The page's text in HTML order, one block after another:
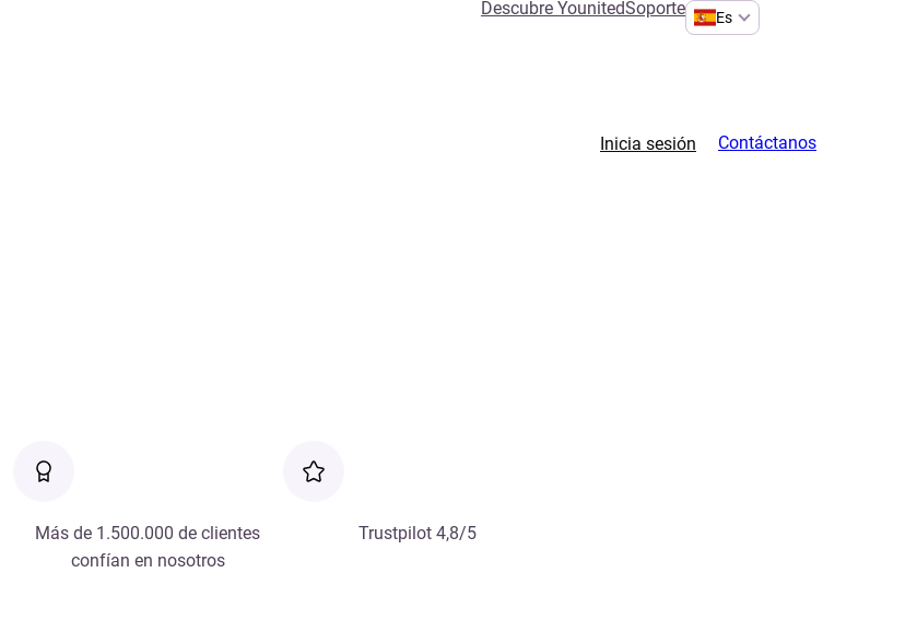
Descubre YounitedSoporte Es
Inicia sesión
Contáctanos
Más de 1.500.000 de clientes
confían en nosotros
Trustpilot 4,8/5